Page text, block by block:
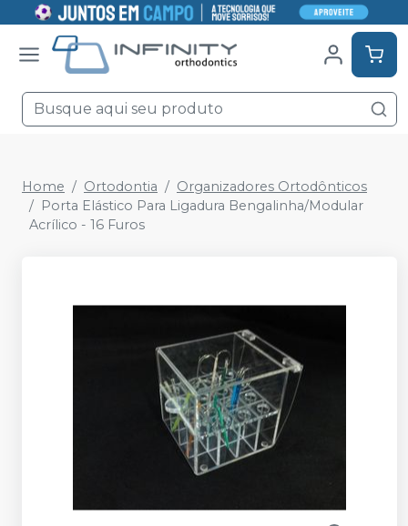
Home Ortodontia
Organizadores Ortodônticos
Porta Elástico Para Ligadura Bengalinha/Modular
Acrílico - 16 Furos